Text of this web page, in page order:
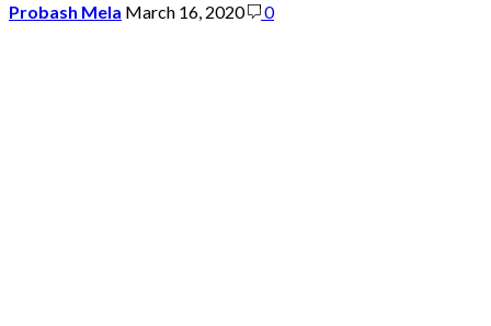
Probash Mela March 16, 2020 0